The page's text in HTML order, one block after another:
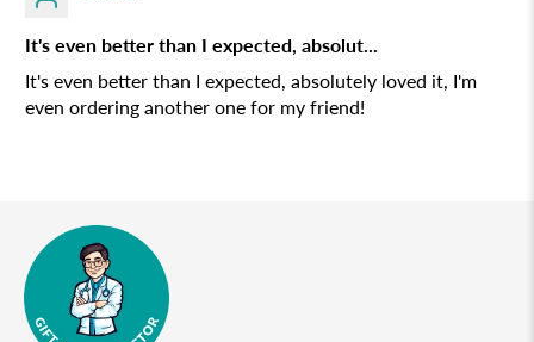
It's even better than I expected, absolut...
It's even better than I expected, absolutely loved it, I'm
even ordering another one for my friend!